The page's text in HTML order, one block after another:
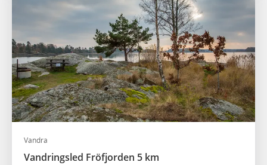
Vandra
Vandringsled Fröfjorden 5 km